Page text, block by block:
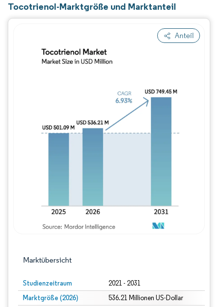
Tocotrienol-Marktgröße und Marktanteil
Anteil
Marktübersicht
Studienzeitraum 2021 - 2031
Marktgröße (2026) 536.21 Millionen US-Dollar